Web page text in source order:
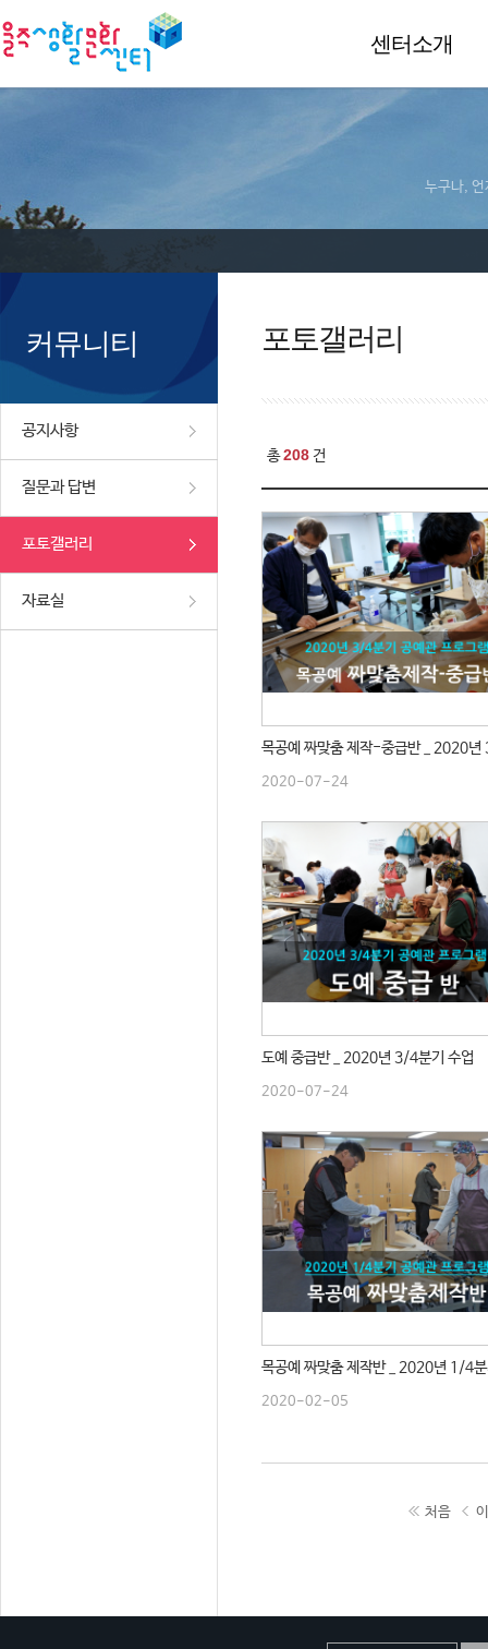
센터소개
누구나, 언
커뮤니티
공지사항
질문과 답변
포토갤러리
자료실
포토갤러리
총208 건
2020-07-24
도예 중급반 _ 2020년 3/4분기 수업
2020-07-24
목공예 짜맞춤 제작반 _ 2020년 1/4
2020-02-05
처음